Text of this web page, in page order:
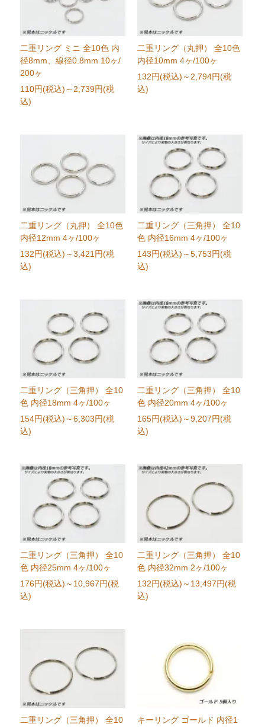
二重リング ミニ 全10色 内
径8mm、線径0.8mm 10ヶ/
200ヶ
110円(税込) ～2,739円(税
込)
二重リング（丸押） 全10色
内径10mm 4ヶ/100ヶ
132円(税込) ～2,794円(税
込)
二重リング（丸押） 全10色
内径12mm 4ヶ/100ヶ
132円(税込) ～3,421円(税
込)
二重リング（三角押） 全10
色 内径16mm 4ヶ/100ヶ
143円(税込) ～5,753円(税
込)
二重リング（三角押） 全10
色 内径18mm 4ヶ/100ヶ
154円(税込) ～6,303円(税
込)
二重リング（三角押） 全10
色 内径20mm 4ヶ/100ヶ
165円(税込) ～9,207円(税
込)
二重リング（三角押） 全10
色 内径25mm 4ヶ/100ヶ
176円(税込) ～10,967円(税
込)
二重リング（三角押） 全10
色 内径32mm 2ヶ/100ヶ
132円(税込) ～13,497円(税
込)
二重リング（三角押） 全10
キーリング ゴールド 内径1